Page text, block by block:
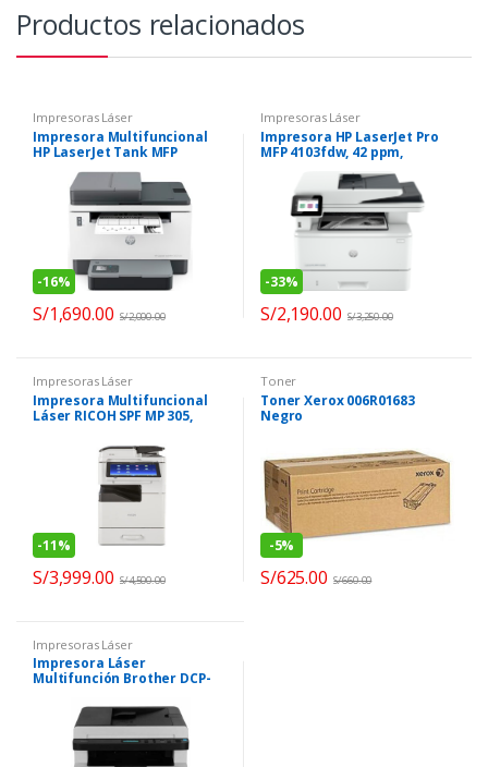
Productos relacionados
Impresoras Láser
Impresora Multifuncional
HP LaserJet Tank MFP
2602sdw B/N
-16%
S/1,690.00 S/2,000.00
Impresoras Láser
Impresora HP LaserJet Pro
MFP 4103fdw, 42 ppm,
-33%
S/2,190.00 S/3,250.00
Impresoras Láser
Impresora Multifuncional
Láser RICOH SPF MP 305,
-11%
S/3,999.00 S/4,500.00
Toner
Toner Xerox 006R01683
Negro
-5%
S/625.00 S/660.00
Impresoras Láser
Impresora Láser
Multifunción Brother DCP-
Copiadora/Impresora/Escán